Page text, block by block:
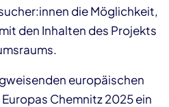
die Möglichkeit,
den Inhalten des Projekts
europäischen
Chemnitz 2025 ein